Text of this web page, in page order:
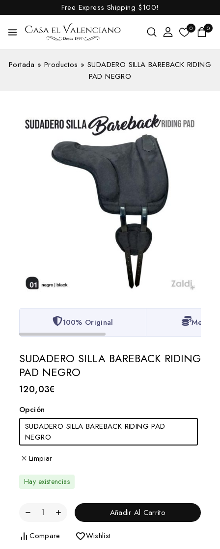
Free Express Shipping $100!
0 0
Portada »Productos » SUDADERO SILLA BAREBACK RIDING
PAD NEGRO
100% Original Mejor
SUDADERO SILLA BAREBACK RIDING
PAD NEGRO
120,03€
Opción
SUDADERO SILLA BAREBACK RIDING PAD
NEGRO
Limpiar
Hay existencias
Añadir Al Carrito
Compare
Wishlist